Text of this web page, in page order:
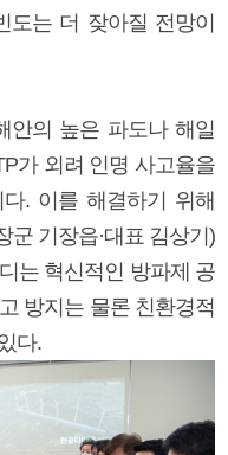
도는 더 잦아질 전망이
안의 높은 파도나 해일
가 외려 인명 사고율을
. 이를 해결하기 위해
군 기장읍·대표 김상기)
는 혁신적인 방파제 공
방지는 물론 친환경적
다.